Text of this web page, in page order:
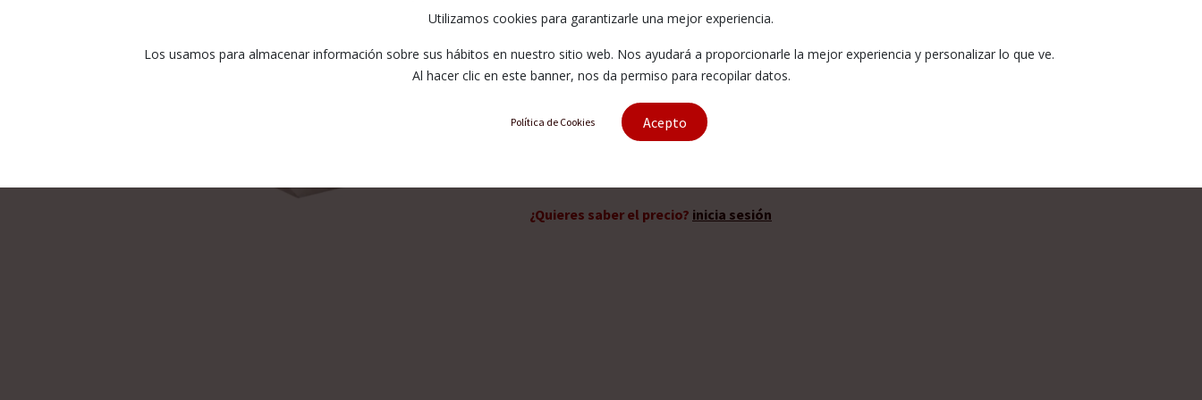
049887-1
Alternativos:AW049887-1
¿Quieres saber el precio? inicia sesión
Utilizamos cookies para garantizarle una mejor experiencia.
Los usamos para almacenar información sobre sus hábitos en nuestro sitio web. Nos ayudará a proporcionarle la mejor experiencia y personalizar lo que ve.
Al hacer clic en este banner, nos da permiso para recopilar datos.
Política de Cookies Acepto